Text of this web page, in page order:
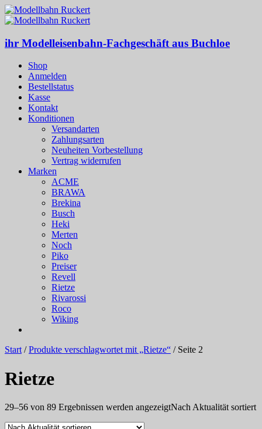
ihr Modelleisenbahn-Fachgeschäft aus Buchloe
Shop
Anmelden
Bestellstatus
Kasse
Kontakt
Konditionen
Versandarten
Zahlungsarten
Neuheiten Vorbestellung
Vertrag widerrufen
Marken
ACME
BRAWA
Brekina
Busch
Heki
Merten
Noch
Piko
Preiser
Revell
Rietze
Rivarossi
Roco
Wiking
Start/Produkte verschlagwortet mit „Rietze“ / Seite 2
Rietze
29–56 von 89 Ergebnissen werden angezeigtNach Aktualität sortiert